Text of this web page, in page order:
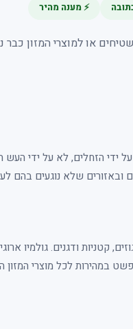
⚡ מענה מהיר
או למוצרי המזון כבר
ידי הזחלים, לא על ידי העש
ובאזורים שלא נוגעים בהם
קטניות ודגנים. גולמיו
במהירות לכל מוצרי המזון